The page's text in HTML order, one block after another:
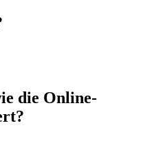
die Online-